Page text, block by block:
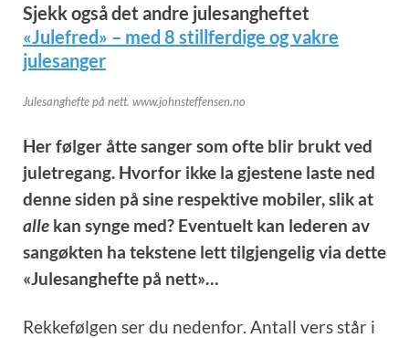
Sjekk også det andre julesangheftet
«Julefred» – med 8 stillferdige og vakre
julesanger
Julesanghefte på nett. www.johnsteffensen.no
Her følger åtte sanger som ofte blir brukt ved
juletregang. Hvorfor ikke la gjestene laste ned
denne siden på sine respektive mobiler, slik at
alle kan synge med? Eventuelt kan lederen av
sangøkten ha tekstene lett tilgjengelig via dette
«Julesanghefte på nett»…
Rekkefølgen ser du nedenfor. Antall vers står i